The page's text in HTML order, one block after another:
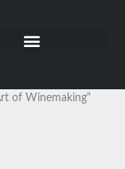
of Winemaking“